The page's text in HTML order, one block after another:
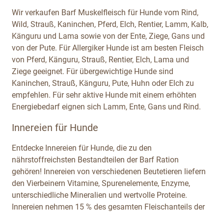
Wir verkaufen Barf Muskelfleisch für Hunde vom Rind,
Wild, Strauß, Kaninchen, Pferd, Elch, Rentier, Lamm, Kalb,
Känguru und Lama sowie von der Ente, Ziege, Gans und
von der Pute. Für Allergiker Hunde ist am besten Fleisch
von Pferd, Känguru, Strauß, Rentier, Elch, Lama und
Ziege geeignet. Für übergewichtige Hunde sind
Kaninchen, Strauß, Känguru, Pute, Huhn oder Elch zu
empfehlen. Für sehr aktive Hunde mit einem erhöhten
Energiebedarf eignen sich Lamm, Ente, Gans und Rind.
Innereien für Hunde
Entdecke Innereien für Hunde, die zu den
nährstoffreichsten Bestandteilen der Barf Ration
gehören! Innereien von verschiedenen Beutetieren liefern
den Vierbeinern Vitamine, Spurenelemente, Enzyme,
unterschiedliche Mineralien und wertvolle Proteine.
Innereien nehmen 15 % des gesamten Fleischanteils der